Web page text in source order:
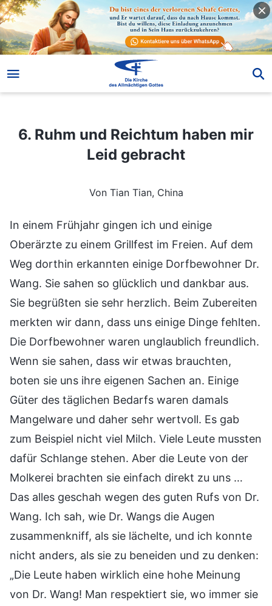
6. Ruhm und Reichtum haben mir Leid gebracht
6. Ruhm und Reichtum haben mir
Leid gebracht
Von Tian Tian, China
In einem Frühjahr gingen ich und einige
Oberärzte zu einem Grillfest im Freien. Auf dem
Weg dorthin erkannten einige Dorfbewohner Dr.
Wang. Sie sahen so glücklich und dankbar aus.
Sie begrüßten sie sehr herzlich. Beim Zubereiten
merkten wir dann, dass uns einige Dinge fehlten.
Die Dorfbewohner waren unglaublich freundlich.
Wenn sie sahen, dass wir etwas brauchten,
boten sie uns ihre eigenen Sachen an. Einige
Güter des täglichen Bedarfs waren damals
Mangelware und daher sehr wertvoll. Es gab
zum Beispiel nicht viel Milch. Viele Leute mussten
dafür Schlange stehen. Aber die Leute von der
Molkerei brachten sie einfach direkt zu uns …
Das alles geschah wegen des guten Rufs von Dr.
Wang. Ich sah, wie Dr. Wangs die Augen
zusammenkniff, als sie lächelte, und ich konnte
nicht anders, als sie zu beneiden und zu denken:
„Die Leute haben wirklich eine hohe Meinung
von Dr. Wang! Man respektiert sie, wo immer sie